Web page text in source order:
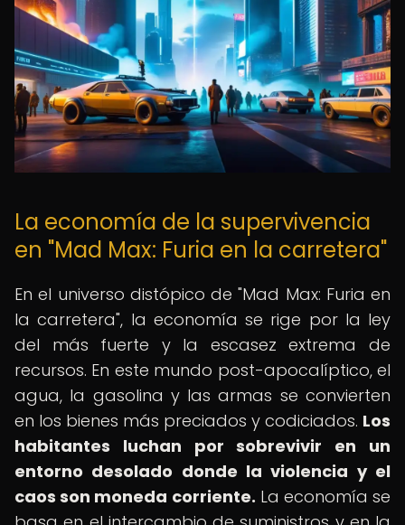
La economía de la supervivencia
en "Mad Max: Furia en la carretera"
En el universo distópico de "Mad Max: Furia en
la carretera", la economía se rige por la ley
del más fuerte y la escasez extrema de
recursos. En este mundo post-apocalíptico, el
agua, la gasolina y las armas se convierten
en los bienes más preciados y codiciados. Los
habitantes luchan por sobrevivir en un
entorno desolado donde la violencia y el
caos son moneda corriente. La economía se